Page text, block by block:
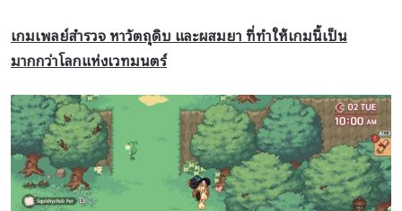
เกมเพลย์สำรวจ หาวัตถุดิบ และผสมยา ที่ทำให้เกมนี้เป็น
มากกว่าโลกแห่งเวทมนตร์